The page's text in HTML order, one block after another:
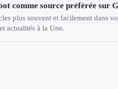
comme source préférée sur
plus souvent et facilement dans
actualités à la Une.